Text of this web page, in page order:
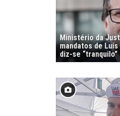
Ministério da
mandatos de
diz-se “tranquilo”